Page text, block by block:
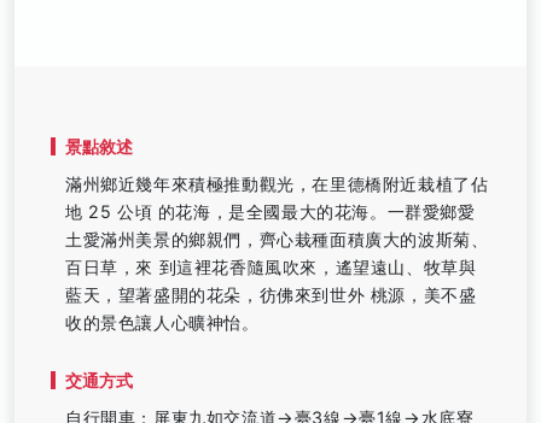
景點敘述
滿州鄉近幾年來積極推動觀光，在里德橋附近栽植了佔
地 25 公頃 的花海，是全國最大的花海。一群愛鄉愛
土愛滿州美景的鄉親們，齊心栽種面積廣大的波斯菊、
百日草，來 到這裡花香隨風吹來，遙望遠山、牧草與
藍天，望著盛開的花朵，彷佛來到世外 桃源，美不盛
收的景色讓人心曠神怡。
交通方式
自行開車：屏東九如交流道→臺3線→臺1線→水底寮